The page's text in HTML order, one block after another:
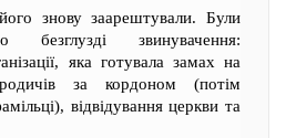
знову заарештували. Були
безглузді звинувачення:
яка готувала замах на
за кордоном (потім
відвідування церкви та